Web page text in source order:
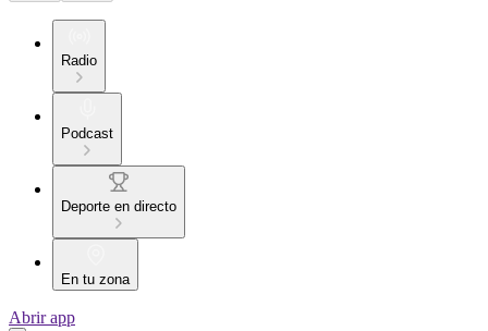
Radio
Podcast
Deporte en directo
En tu zona
Abrir app